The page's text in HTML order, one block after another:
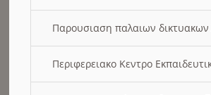
Παρουσιαση παλαιων
Περιφερειακο Κεντρο